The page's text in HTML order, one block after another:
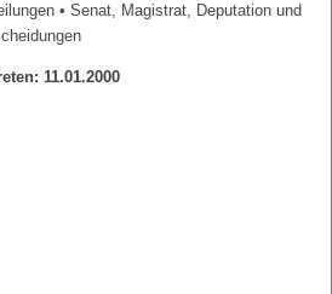
• Senat, Magistrat, Deputation und
11.01.2000